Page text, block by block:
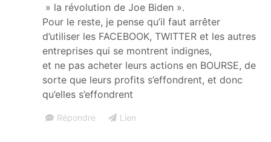
» la révolution de Joe Biden ».
Pour le reste, je pense qu’il faut arrêter
d’utiliser les FACEBOOK, TWITTER et les autres
entreprises qui se montrent indignes,
et ne pas acheter leurs actions en BOURSE, de
sorte que leurs profits s’effondrent, et donc
qu’elles s’effondrent
Répondre Lien